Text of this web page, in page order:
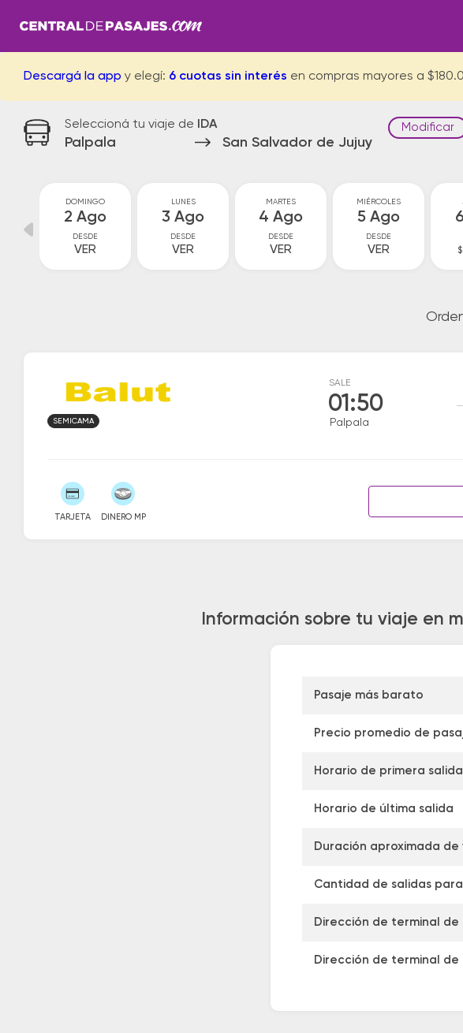
Descargá la app y elegí: 6 cuotas sin interés en compras mayores a
Seleccioná tu viaje de IDA
Palpala San Salvador de Jujuy
Modificar
DOMINGO
2 Ago
DESDE
VER
LUNES
3 Ago
DESDE
VER
MARTES
4 Ago
DESDE
VER
MIÉRCOLES
5 Ago
DESDE
VER $
SALE
01:50
Palpala
SEMICAMA
TARJETA DINERO MP
Información sobre tu viaje en
Pasaje más barato
Precio promedio de
Horario de primera salida
Horario de última salida
Duración aproximada de
Cantidad de salidas
Dirección de terminal de
Dirección de terminal de